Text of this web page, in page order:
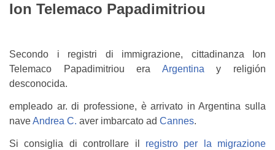
Ion Telemaco Papadimitriou
Secondo i registri di immigrazione, cittadinanza Ion
Telemaco Papadimitriou era Argentina y religión
desconocida.
empleado ar. di professione, è arrivato in Argentina sulla
naveAndrea C. aver imbarcato ad Cannes.
Si consiglia di controllare il registro per la migrazione